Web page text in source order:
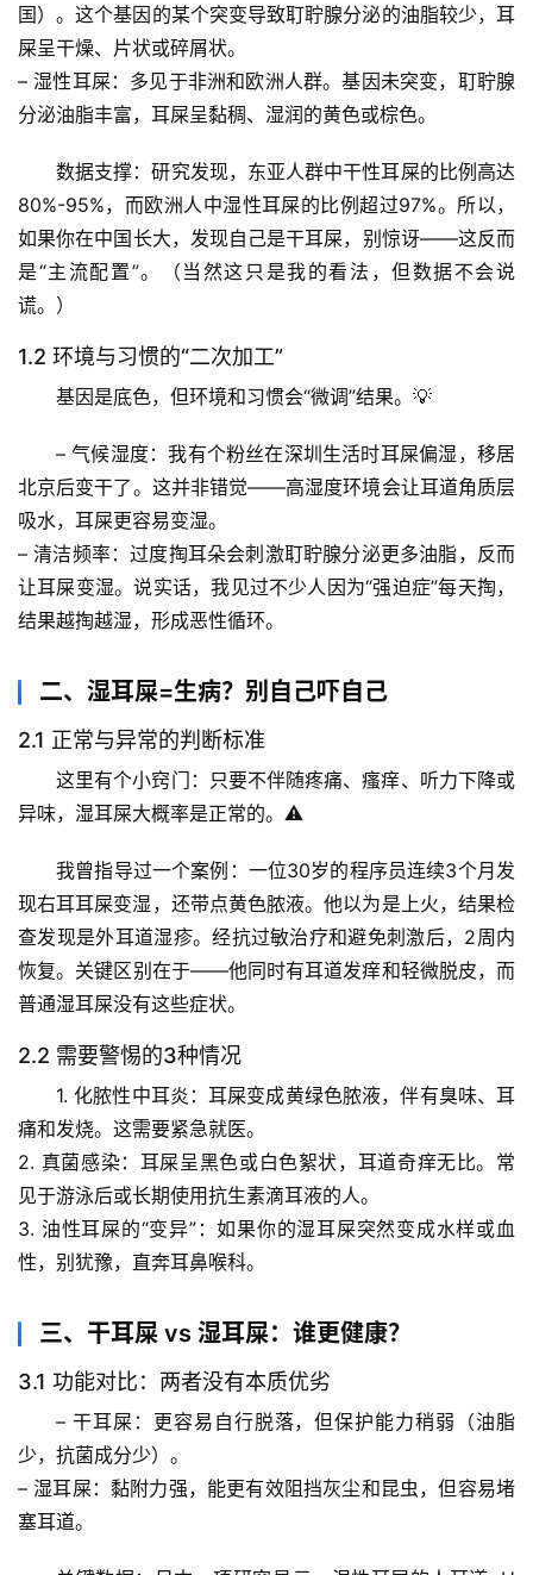
首
页
题
表
自
然
万
物
人
体
历
史
国）。这个基因的某个突变导致耵聍腺分泌的油脂较少，耳
屎呈干燥、片状或碎屑状。
– 湿性耳屎：多见于非洲和欧洲人群。基因未突变，耵聍腺
分泌油脂丰富，耳屎呈黏稠、湿润的黄色或棕色。
数据支撑：研究发现，东亚人群中干性耳屎的比例高达
80%-95%，而欧洲人中湿性耳屎的比例超过97%。所以，
如果你在中国长大，发现自己是干耳屎，别惊讶——这反而
是“主流配置”。（当然这只是我的看法，但数据不会说
谎。）
1.2 环境与习惯的“二次加工”
基因是底色，但环境和习惯会“微调”结果。💡
– 气候湿度：我有个粉丝在深圳生活时耳屎偏湿，移居
北京后变干了。这并非错觉——高湿度环境会让耳道角质层
吸水，耳屎更容易变湿。
– 清洁频率：过度掏耳朵会刺激耵聍腺分泌更多油脂，反而
让耳屎变湿。说实话，我见过不少人因为“强迫症”每天掏，
结果越掏越湿，形成恶性循环。
二、湿耳屎=生病？别自己吓自己
2.1 正常与异常的判断标准
这里有个小窍门：
只要不伴随疼痛、瘙痒、听力下降或
异味，湿耳屎大概率是正常的。⚠️
我曾指导过一个案例：一位30岁的程序员连续3个月发
现右耳耳屎变湿，还带点黄色脓液。他以为是上火，结果检
查发现是外耳道湿疹。经抗过敏治疗和避免刺激后，2周内
恢复。关键区别在于——他同时有耳道发痒和轻微脱皮，而
普通湿耳屎没有这些症状。
2.2 需要警惕的3种情况
1. 化脓性中耳炎 ：耳屎变成黄绿色脓液，伴有臭味、耳
痛和发烧。这需要紧急就医。
2. 真菌感染：耳屎呈黑色或白色絮状，耳道奇痒无比。常
见于游泳后或长期使用抗生素滴耳液的人。
3. 油性耳屎的“变异”：如果你的湿耳屎突然变成水样或血
性，别犹豫，直奔耳鼻喉科。
三、干耳屎 vs 湿耳屎：谁更健康？
3.1 功能对比：两者没有本质优劣
– 干耳屎 ：更容易自行脱落，但保护能力稍弱（油脂
少，抗菌成分少）。
– 湿耳屎：黏附力强，能更有效阻挡灰尘和昆虫，但容易堵
塞耳道。